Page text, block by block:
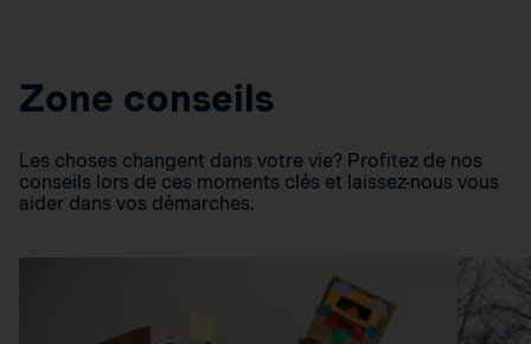
Zone conseils
Les choses changent dans votre vie? Profitez de nos
conseils lors de ces moments clés et laissez-nous vous
aider dans vos démarches.